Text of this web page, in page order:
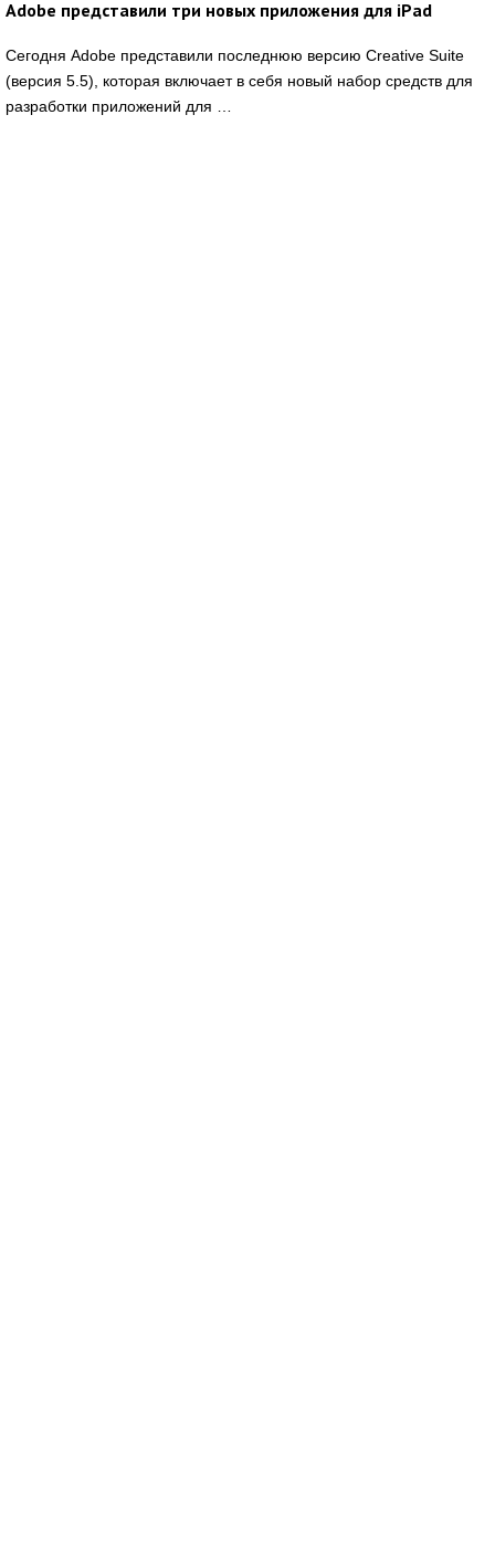
Adobe представили три новых приложения для iPad
Сегодня Adobe представили последнюю версию Creative Suite
(версия 5.5), которая включает в себя новый набор средств для
разработки приложений для …